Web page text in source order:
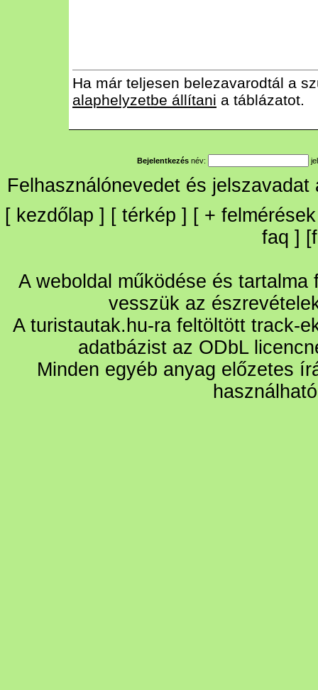
Ha már teljesen belezavarodtál a
alaphelyzetbe állítani a táblázatot.
Bejelentkezés név:
Felhasználónevedet és
[ kezdőlap ] [ térkép ] [ + felmérések
faq ] [
A weboldal működése és
vesszük az
A turistautak.hu-ra feltöltött track-
adatbázist az ODbL
Minden egyéb anyag előzetes